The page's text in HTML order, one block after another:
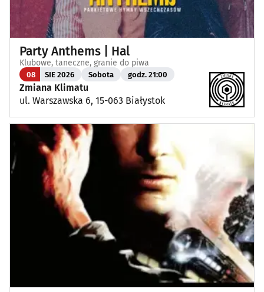
Party Anthems | Hal
Klubowe, taneczne, granie do piwa
08 SIE 2026 Sobota godz. 21:00
Zmiana Klimatu
ul. Warszawska 6, 15-063 Białystok